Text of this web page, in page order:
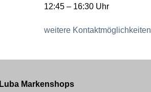
12:45 – 16:30 Uhr
weitere Kontaktmöglichkeiten
Luba Markenshops